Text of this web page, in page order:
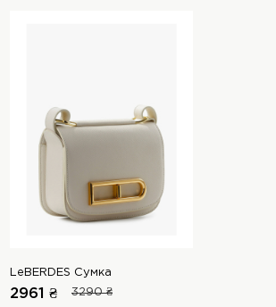
LeBERDES Сумка
2961 ₴ 3290 ₴